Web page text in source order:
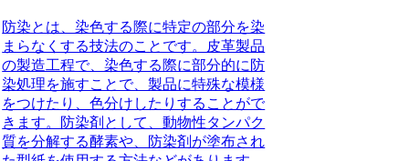
防染とは、染色する際に特定の部分を染
まらなくする技法のことです。皮革製品
の製造工程で、染色する際に部分的に防
染処理を施すことで、製品に特殊な模様
をつけたり、色分けしたりすることがで
きます。防染剤として、動物性タンパク
質を分解する酵素や、防染剤が塗布され